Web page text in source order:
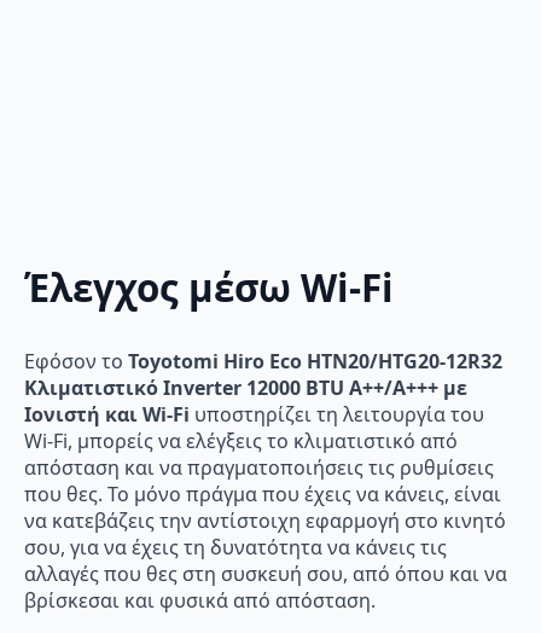
Έλεγχος μέσω Wi-Fi
Εφόσον το Toyotomi Hiro Eco HTN20/HTG20-12R32
Κλιματιστικό Inverter 12000 BTU A++/A+++ με
Ιονιστή και Wi-Fi υποστηρίζει τη λειτουργία του
Wi-Fi, μπορείς να ελέγξεις το κλιματιστικό από
απόσταση και να πραγματοποιήσεις τις ρυθμίσεις
που θες. Το μόνο πράγμα που έχεις να κάνεις, είναι
να κατεβάζεις την αντίστοιχη εφαρμογή στο κινητό
σου, για να έχεις τη δυνατότητα να κάνεις τις
αλλαγές που θες στη συσκευή σου, από όπου και να
βρίσκεσαι και φυσικά από απόσταση.